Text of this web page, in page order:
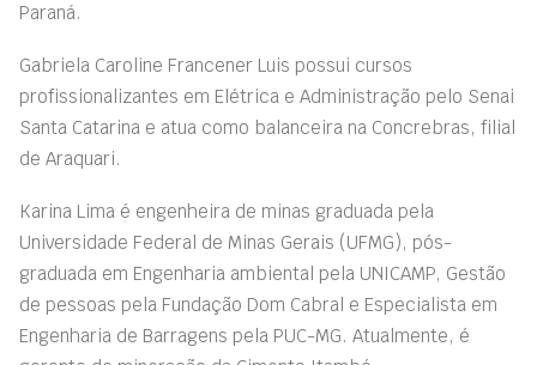
Paraná.
Gabriela Caroline Francener Luis possui cursos
profissionalizantes em Elétrica e Administração pelo Senai
Santa Catarina e atua como balanceira na Concrebras, filial
de Araquari.
Karina Lima é engenheira de minas graduada pela
Universidade Federal de Minas Gerais (UFMG), pós-
graduada em Engenharia ambiental pela UNICAMP, Gestão
de pessoas pela Fundação Dom Cabral e Especialista em
Engenharia de Barragens pela PUC-MG. Atualmente, é